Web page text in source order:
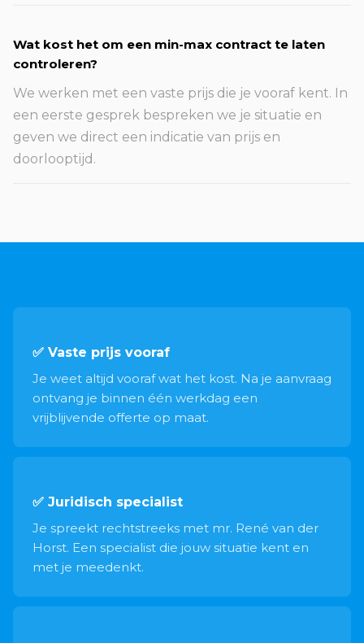
Wat kost het om een min-max contract te laten
controleren?
We werken met een vaste prijs die je vooraf kent. In
een eerste gesprek bespreken we je situatie en
geven we direct een indicatie van prijs en
doorlooptijd.
✅ Vaste prijs vooraf
Je weet altijd vooraf wat het kost. Na je aanvraag
ontvang je binnen één werkdag een
vrijblijvende offerte op maat.
✅ Juridisch specialist
Je spreekt rechtstreeks met mr. René van der
Horst. Een specialist die jouw situatie kent en
met je meedenkt.